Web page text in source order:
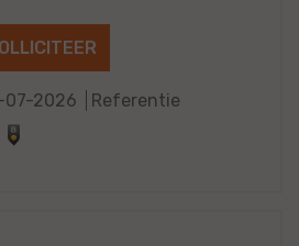
07-2026
Referentie